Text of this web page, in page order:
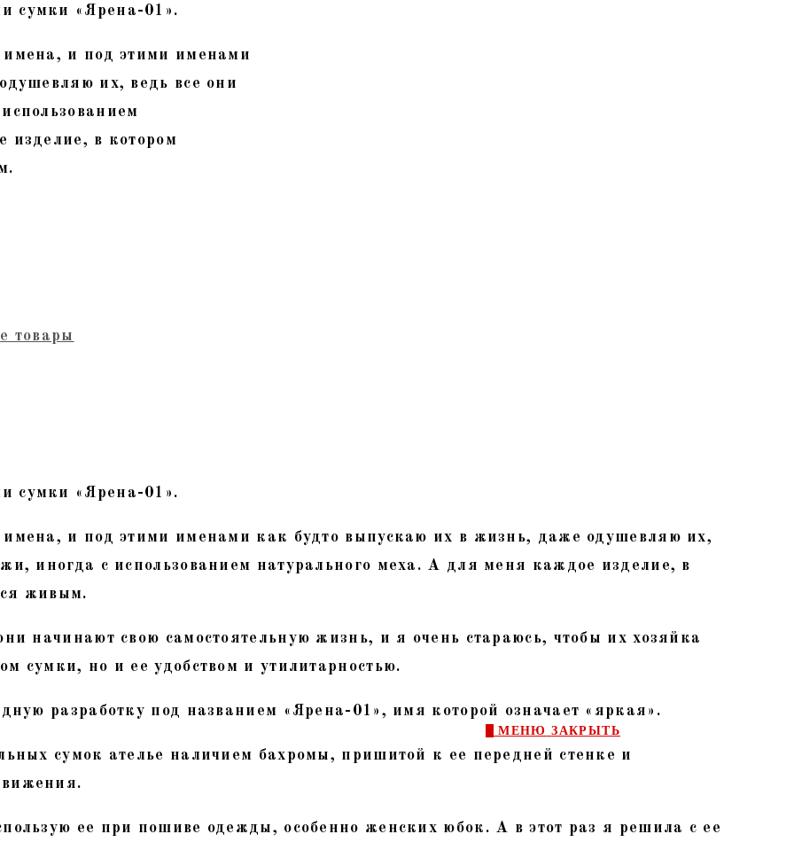
МЕНЮ ЗАКРЫТЬ
сумки «Ярена-01».
имена, и под этими именами
их, ведь все они
изделие, в котором
товары
сумки «Ярена-01».
имена, и под этими именами как будто выпускаю их в жизнь, даже одушевляю их,
иногда с использованием натурального меха. А для меня каждое изделие, в
живым.
начинают свою самостоятельную жизнь, и я очень стараюсь, чтобы их хозяйка
сумки, но и ее удобством и утилитарностью.
разработку под названием «Ярена-01», имя которой означает «яркая».
сумок ателье наличием бахромы, пришитой к ее передней стенке и
ее при пошиве одежды, особенно женских юбок. А в этот раз я решила с ее